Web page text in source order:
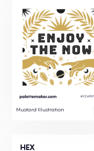
Mustard Illustration
HEX